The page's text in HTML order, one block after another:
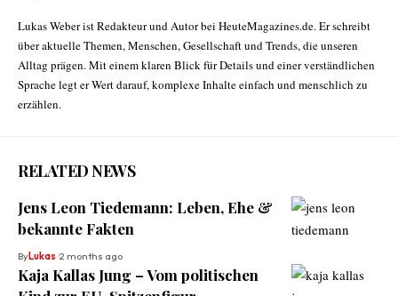
Lukas Weber ist Redakteur und Autor bei HeuteMagazines.de. Er schreibt
über aktuelle Themen, Menschen, Gesellschaft und Trends, die unseren
Alltag prägen. Mit einem klaren Blick für Details und einer verständlichen
Sprache legt er Wert darauf, komplexe Inhalte einfach und menschlich zu
erzählen.
RELATED NEWS
Jens Leon Tiedemann: Leben, Ehe &
bekannte Fakten
ByLukas 2 months ago
Kaja Kallas Jung – Vom politischen